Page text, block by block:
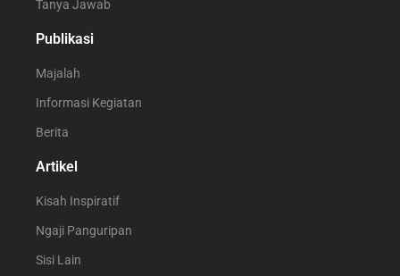
Tanya Jawab
Publikasi
Majalah
Informasi Kegiatan
Berita
Artikel
Kisah Inspiratif
Ngaji Panguripan
Sisi Lain